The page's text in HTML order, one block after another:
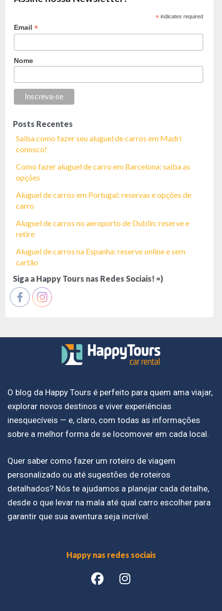
* indicates required
Email*
Nome
Posts Recentes
Saiba como fazer seu aluguel de carros em Madri
conosco!
Como fazer aluguel de carro em Barcelona: saiba as
opções
Aluguel de carros em Portugal: reservas e opções de
carro
Aluguel de carros no aeroporto de Dublin: reserve e
retire
Aluguel de carros na Espanha: reserve online e sem
cartão
Siga a Happy Tours nas Redes Sociais! =)
O blog da Happy Tours é perfeito para quem ama viajar,
explorar novos destinos e viver experiências
inesquecíveis — e, claro, com todas as informações
sobre a melhor forma de se locomover em cada local.
Quer saber como fazer um roteiro de viagem
personalizado ou até sugestões de roteiros
detalhados? Nós te ajudamos a planejar cada detalhe,
desde o que levar na mala até qual carro escolher para
garantir que sua aventura seja incrível.
Happy nas redes sociais